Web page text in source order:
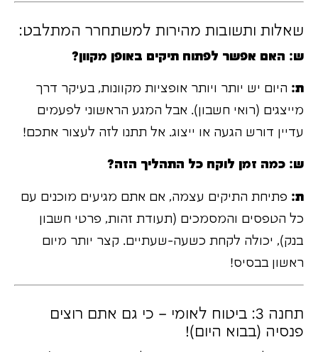
שאלות ותשובות מהירות למשתחרר המתלבט:
ש: האם אפשר לפתוח תיקים באופן מקוון?
ת: היום יש יותר ויותר אופציות מקוונות, בעיקר דרך
מייצגים (רואי חשבון). אבל המגע הראשוני לפעמים
עדיין דורש הגעה או ייצוג. אל תתנו לזה לעצור אתכם!
ש: כמה זמן לוקח כל התהליך הזה?
ת: פתיחת התיקים עצמה, אם אתם מגיעים מוכנים עם
כל הטפסים והמסמכים (תעודת זהות, פרטי חשבון
בנק), יכולה לקחת כשעה-שעתיים. קצר יותר מיום
ראשון בבסיס!
תחנה 3: ביטוח לאומי – כי גם אתם רוצים
פנסיה (בבוא היום)!